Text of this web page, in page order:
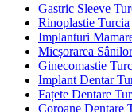
Gastric Sleeve
Rinoplastie Turcia
Implanturi
Micșorarea
Ginecomastie
Implant Dentar
Fațete Dentare
Coroane Dentare